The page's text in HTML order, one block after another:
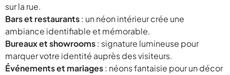
sur la rue.
Bars et restaurants: un néon intérieur crée une
ambiance identifiable et mémorable.
Bureaux et showrooms: signature lumineuse pour
marquer votre identité auprès des visiteurs.
Événements et mariages: néons fantaisie pour un décor